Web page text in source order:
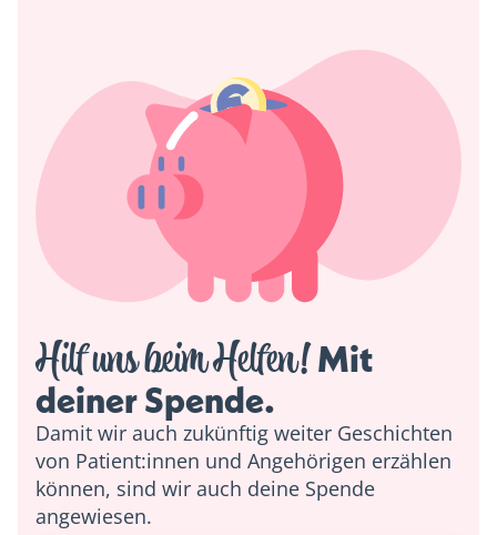
Hilf uns beim Helfen! Mit
deiner Spende.
Damit wir auch zukünftig weiter Geschichten
von Patient:innen und Angehörigen erzählen
können, sind wir auch deine Spende
angewiesen.